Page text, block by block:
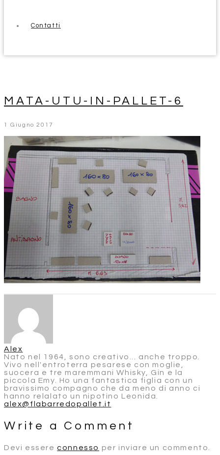
Contatti
MATA-UTU-IN-PALLET-6
1 Giugno 2017
Alex
Nato nel 1964, sono creativo... anche troppo.
Vivo nell'entroterra pesarese con moglie,
suocera e tre maremmani Whisky, Gin e la
piccola Emy. Ho una fantastica figlia con un
bravissimo compagno che da meno di anno ci
hanno relalato un nipotino Leonida.
alex@flabarredopallet.it
Write a Comment
Devi essereconnesso per inviare un commento.